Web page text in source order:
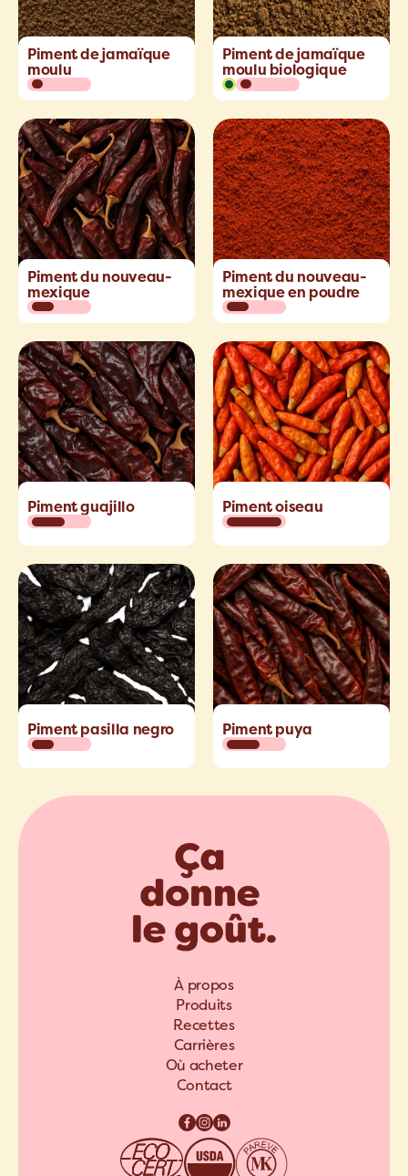
Piment de jamaïque
moulu
Piment de jamaïque
moulu biologique
Piment du nouveau-
mexique
Piment du nouveau-
mexique en poudre
Piment guajillo Piment oiseau
Piment pasilla negro Piment puya
À propos
Produits
Recettes
Carrières
Où acheter
Contact